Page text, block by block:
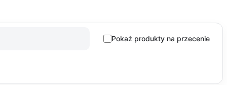
Pokaż produkty na przecenie